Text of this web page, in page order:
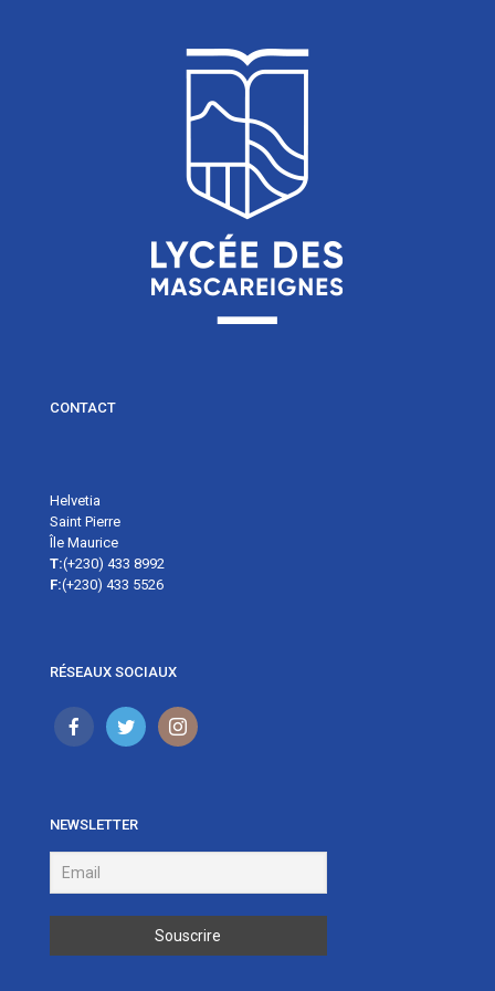
CONTACT
Helvetia
Saint Pierre
Île Maurice
T:(+230) 433 8992
F:(+230) 433 5526
RÉSEAUX SOCIAUX
NEWSLETTER